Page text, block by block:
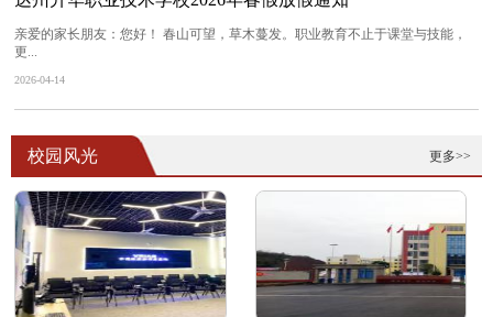
亲爱的家长朋友：您好！ 春山可望，草木蔓发。职业教育不止于课堂与技能，
更...
2026-04-14
更多>>
校园风光